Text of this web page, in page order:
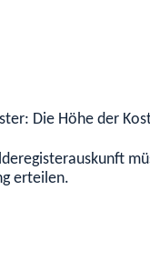
Die Höhe der
erteilen.